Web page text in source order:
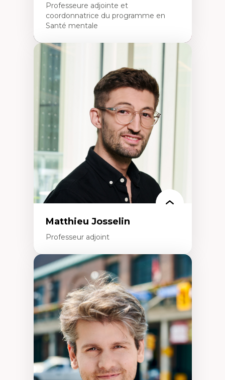
Professeure adjointe et
coordonnatrice du programme en
Santé mentale
Expertises
Neuropsychiatrie et neurosciences
Direction d'essais cliniques
Analyse des politiques et pratiques en santé
mentale
Développement de protocoles d'essais
cliniques
Collaboration interfonctionnelle
Leadership en recherche clinique
Développement de cadres politiques
Collaboration avec des entreprises
pharmaceutiques
Rédaction de publications et de rapports
politiques
Enseignement et mentorat
Matthieu Josselin
Professeur adjoint
Expertises
Ethnographie critique des environnements
d’apprentissage des étudiant.e.s
Approche transdisciplinaire des
compétences socioaffectives et
interculturelles
Didactique des langues secondes et
compétence pragmatique
Andragogie
Méthodologies de recherche qualitative